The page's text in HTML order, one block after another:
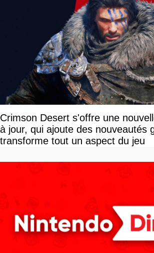
Crimson Desert s'offre une
à jour, qui ajoute des nouveautés
transforme tout un aspect du jeu